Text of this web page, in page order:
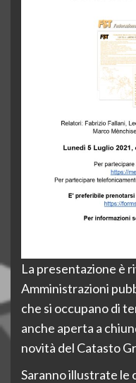
La presentazione è
Amministrazioni
che si occupano di
anche aperta a
novità del Catasto
Saranno illustrate le